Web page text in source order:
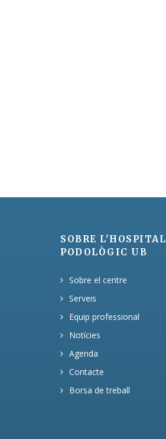
SOBRE L'HOSPITAL
PODOLÒGIC UB
Sobre el centre
Serveis
Equip professional
Notícies
Agenda
Contacte
Borsa de treball